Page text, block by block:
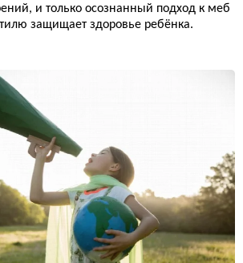
и только осознанный подход к меб
защищает здоровье ребёнка.